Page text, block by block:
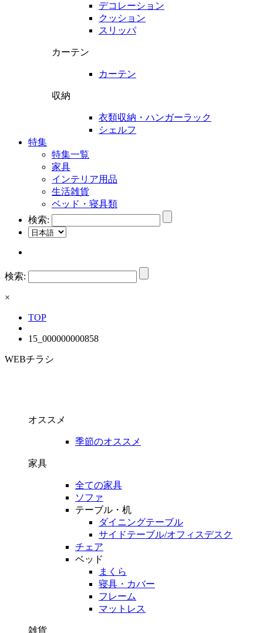
デコレーション
クッション
スリッパ
カーテン
カーテン
収納
衣類収納・ハンガーラック
シェルフ
特集
特集一覧
家具
インテリア用品
生活雑貨
ベッド・寝具類
検索:
検索:
×
TOP
15_000000000858
WEBチラシ
オススメ
季節のオススメ
家具
全ての家具
ソファ
テーブル・机
ダイニングテーブル
サイドテーブル/オフィスデスク
チェア
ベッド
まくら
寝具・カバー
フレーム
マットレス
雑貨